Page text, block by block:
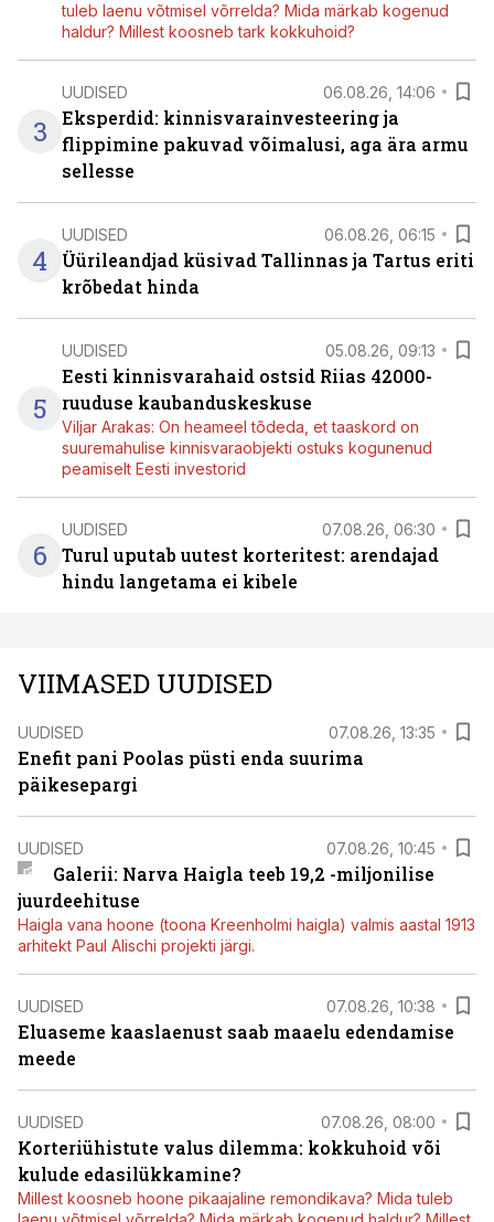
tuleb laenu võtmisel võrrelda? Mida märkab kogenud
haldur? Millest koosneb tark kokkuhoid?
3
UUDISED 06.08.26, 14:06
Eksperdid: kinnisvarainvesteering ja
flippimine pakuvad võimalusi, aga ära armu
sellesse
4
UUDISED 06.08.26, 06:15
Üürileandjad küsivad Tallinnas ja Tartus eriti
krõbedat hinda
5
UUDISED 05.08.26, 09:13
Eesti kinnisvarahaid ostsid Riias 42000-
ruuduse kaubanduskeskuse
Viljar Arakas: On heameel tõdeda, et taaskord on
suuremahulise kinnisvaraobjekti ostuks kogunenud
peamiselt Eesti investorid
6
UUDISED 07.08.26, 06:30
Turul uputab uutest korteritest: arendajad
hindu langetama ei kibele
VIIMASED UUDISED
UUDISED 07.08.26, 13:35
Enefit pani Poolas püsti enda suurima
päikesepargi
UUDISED 07.08.26, 10:45
Galerii: Narva Haigla teeb 19,2 -miljonilise
juurdeehituse
Haigla vana hoone (toona Kreenholmi haigla) valmis aastal 1913
arhitekt Paul Alischi projekti järgi.
UUDISED 07.08.26, 10:38
Eluaseme kaaslaenust saab maaelu edendamise
meede
UUDISED 07.08.26, 08:00
Korteriühistute valus dilemma: kokkuhoid või
kulude edasilükkamine?
Millest koosneb hoone pikaajaline remondikava? Mida tuleb